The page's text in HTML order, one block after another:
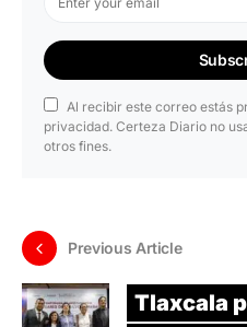
Al recibir este correo estás
privacidad. Certeza Diario no
otros fines.
Previous Article
Tlaxcala